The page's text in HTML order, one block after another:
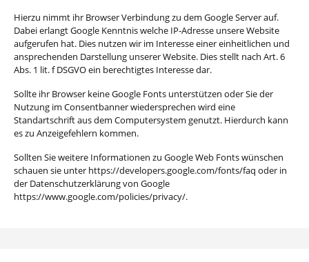
Hierzu nimmt ihr Browser Verbindung zu dem Google Server auf.
Dabei erlangt Google Kenntnis welche IP-Adresse unsere Website
aufgerufen hat. Dies nutzen wir im Interesse einer einheitlichen und
ansprechenden Darstellung unserer Website. Dies stellt nach Art. 6
Abs. 1 lit. f DSGVO ein berechtigtes Interesse dar.
Sollte ihr Browser keine Google Fonts unterstützen oder Sie der
Nutzung im Consentbanner wiedersprechen wird eine
Standartschrift aus dem Computersystem genutzt. Hierdurch kann
es zu Anzeigefehlern kommen.
Sollten Sie weitere Informationen zu Google Web Fonts wünschen
schauen sie unter https://developers.google.com/fonts/faq oder in
der Datenschutzerklärung von Google
https://www.google.com/policies/privacy/.